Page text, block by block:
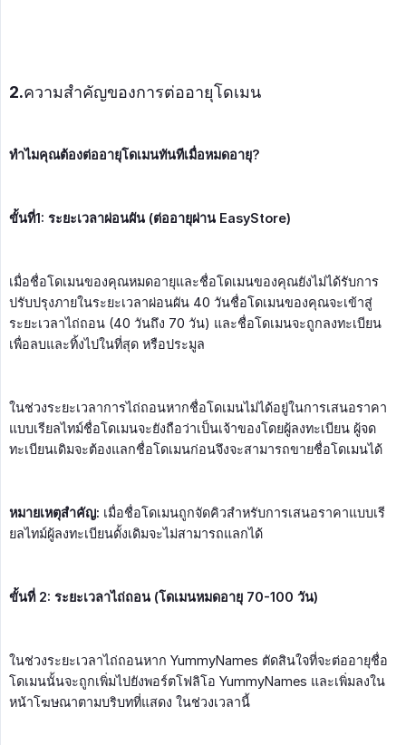
2.ความสำคัญของการต่ออายุโดเมน
ทำไมคุณต้องต่ออายุโดเมนทันทีเมื่อหมดอายุ?
ขั้นที่1: ระยะเวลาผ่อนผัน (ต่ออายุผ่าน EasyStore)
เมื่อชื่อโดเมนของคุณหมดอายุและชื่อโดเมนของคุณยังไม่ได้รับการ
ปรับปรุงภายในระยะเวลาผ่อนผัน 40 วันชื่อโดเมนของคุณจะเข้าสู่
ระยะเวลาไถ่ถอน (40 วันถึง 70 วัน) และชื่อโดเมนจะถูกลงทะเบียน
เพื่อลบและทิ้งไปในที่สุด หรือประมูล
ในช่วงระยะเวลาการไถ่ถอนหากชื่อโดเมนไม่ได้อยู่ในการเสนอราคา
แบบเรียลไทม์ชื่อโดเมนจะยังถือว่าเป็นเจ้าของโดยผู้ลงทะเบียน ผู้จด
ทะเบียนเดิมจะต้องแลกชื่อโดเมนก่อนจึงจะสามารถขายชื่อโดเมนได้
หมายเหตุสำคัญ: เมื่อชื่อโดเมนถูกจัดคิวสำหรับการเสนอราคาแบบเรี
ยลไทม์ผู้ลงทะเบียนดั้งเดิมจะไม่สามารถแลกได้
ขั้นที่ 2: ระยะเวลาไถ่ถอน (โดเมนหมดอายุ 70-100 วัน)
ในช่วงระยะเวลาไถ่ถอนหาก YummyNames ตัดสินใจที่จะต่ออายุชื่อ
โดเมนนั้นจะถูกเพิ่มไปยังพอร์ตโฟลิโอ YummyNames และเพิ่มลงใน
หน้าโฆษณาตามบริบทที่แสดง ในช่วงเวลานี้